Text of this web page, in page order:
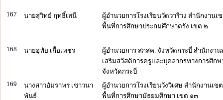
167 นายสุวิทย์ ฤทธิ์เสนี
ผู้อำนวยการโรงเรียนวัดวารีวง สำนักงานเ
พื้นที่การศึกษาประถมศึกษาตรัง เขต ๒
168 นายอุทัย เกื้อเพชร
ผู้อำนวยการ สกสค. จังหวัดกระบี่ สำนักงาน
เสริมสวัสดิการครูและบุคลากรทางการศึกษ
จังหวัดกระบี่
169
นางสาวอัมราพร เชาวนา
พันธ์
ผู้อำนวยการโรงเรียนวังวิเศษ สำนักงานเขต
พื้นที่การศึกษามัธยมศึกษา เขต ๑๓